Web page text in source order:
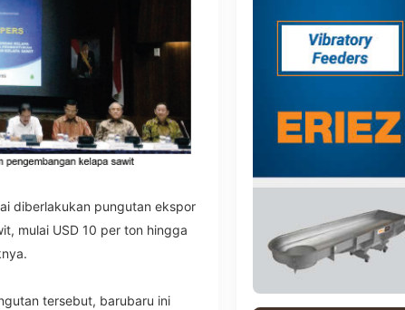
diberlakukan pungutan ekspor
mulai USD 10 per ton hingga
tersebut, barubaru ini